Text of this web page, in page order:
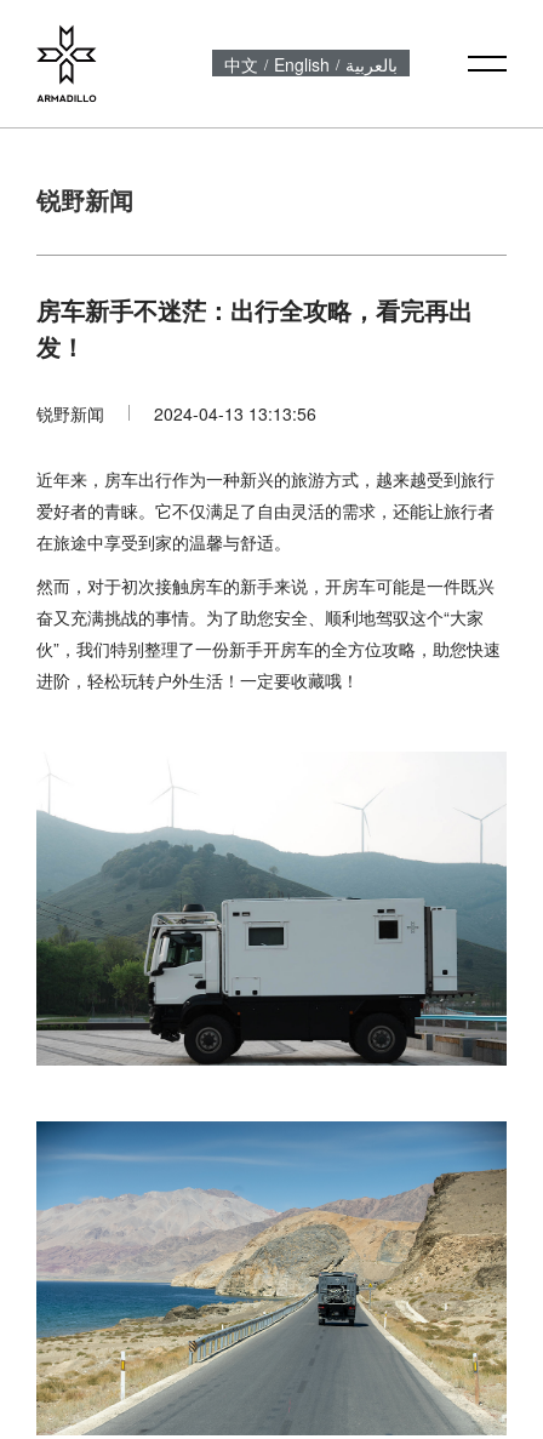
中文 / English / بالعربية
锐野新闻
房车新手不迷茫：出行全攻略，看完再出
发！
锐野新闻 2024-04-13 13:13:56
近年来，房车出行作为一种新兴的旅游方式，越来越受到旅行
爱好者的青睐。它不仅满足了自由灵活的需求，还能让旅行者
在旅途中享受到家的温馨与舒适。
然而，对于初次接触房车的新手来说，开房车可能是一件既兴
奋又充满挑战的事情。为了助您安全、顺利地驾驭这个“大家
伙”，我们特别整理了一份新手开房车的全方位攻略，助您快速
进阶，轻松玩转户外生活！一定要收藏哦！